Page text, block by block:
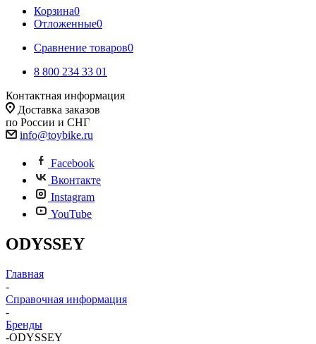
Корзина0
Отложенные0
Сравнение товаров0
8 800 234 33 01
Контактная информация
Доставка заказов
по России и СНГ
info@toybike.ru
Facebook
Вконтакте
Instagram
YouTube
ODYSSEY
Главная
-
Справочная информация
-
Бренды
-ODYSSEY